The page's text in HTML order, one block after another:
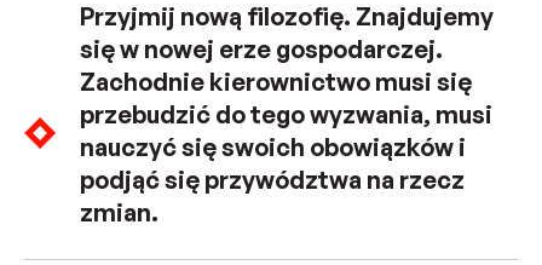
Przyjmij nową filozofię. Znajdujemy
się w nowej erze gospodarczej.
Zachodnie kierownictwo musi się
przebudzić do tego wyzwania, musi
nauczyć się swoich obowiązków i
podjąć się przywództwa na rzecz
zmian.